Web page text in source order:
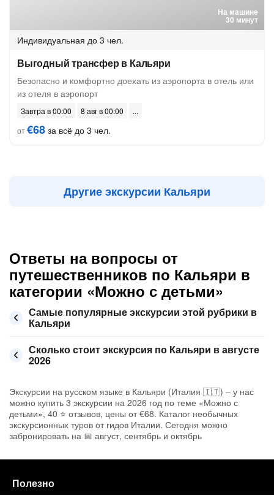
На машине
30 минут
Индивидуальная до 3 чел.
Выгодный трансфер в Кальяри
Безопасно и комфортно доехать из аэропорта в отель или
из отеля в аэропорт
Завтра в 00:00
8 авг в 00:00
от€68 за всё до 3 чел.
Другие экскурсии Кальяри
Ответы на вопросы от
путешественников по Кальяри в
категории «Можно с детьми»
Самые популярные экскурсии этой рубрики в
Кальяри
Сколько стоит экскурсия по Кальяри в августе
2026
Экскурсии на русском языке в Кальяри (Италия 🇮🇹) – у нас
можно купить 3 экскурсии на 2026 год по теме «Можно с
детьми», 40 ⭐ отзывов, цены от €68. Каталог необычных
экскурсионных туров от гидов Италии. Сегодня можно
забронировать на 📅 август, сентябрь и октябрь
Полезно